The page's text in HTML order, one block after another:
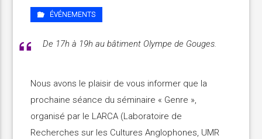
ÉVÉNEMENTS
De 17h à 19h au bâtiment Olympe de Gouges.
Nous avons le plaisir de vous informer que la
prochaine séance du séminaire « Genre »,
organisé par le LARCA (Laboratoire de
Recherches sur les Cultures Anglophones, UMR